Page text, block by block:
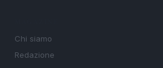
Chi siamo
Redazione